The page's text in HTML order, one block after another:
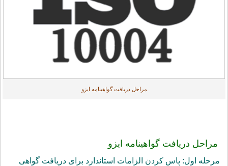
مراحل دریافت گواهینامه ایزو
مراحل دریافت گواهینامه ایزو
مرحله اول: پاس کردن الزامات استاندارد برای دریافت گواهی